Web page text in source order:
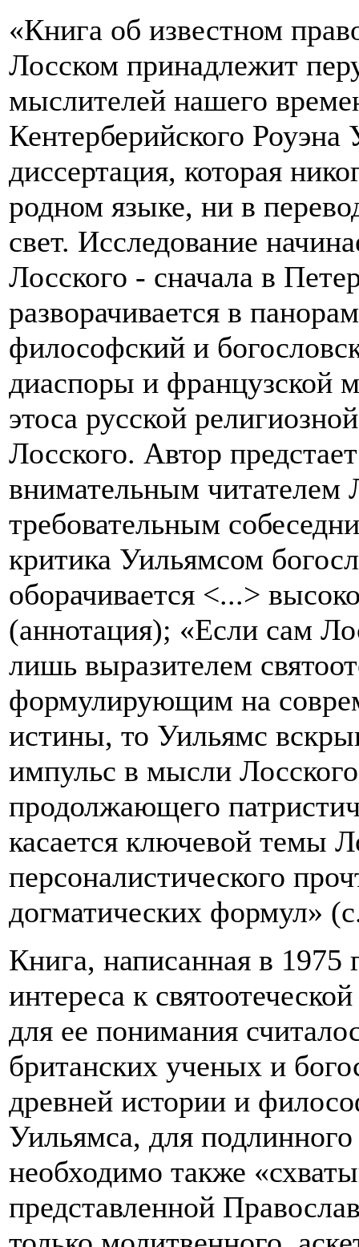
«Книга об известном
Лосском принадлежит
мыслителей нашего
Кентерберийского Роуэна
диссертация, которая
родном языке, ни в
свет. Исследование
Лосского - сначала в
разворачивается в
философский и
диаспоры и французской
этоса русской
Лосского. Автор
внимательным читателем
требовательным
критика Уильямсом
оборачивается <...>
(аннотация); «Если сам
лишь выразителем
формулирующим на
истины, то Уильямс
импульс в мысли
продолжающего
касается ключевой темы
персоналистического
догматических формул»
Книга, написанная в 1975
интереса к
для ее понимания
британских ученых и
древней истории и
Уильямса, для
необходимо также
представленной